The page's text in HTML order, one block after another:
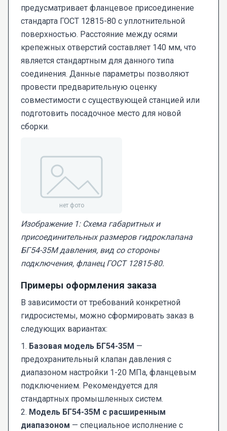
предусматривает фланцевое присоединение
стандарта ГОСТ 12815-80 с уплотнительной
поверхностью. Расстояние между осями
крепежных отверстий составляет 140 мм, что
является стандартным для данного типа
соединения. Данные параметры позволяют
провести предварительную оценку
совместимости с существующей станцией или
подготовить посадочное место для новой
сборки.
Изображение 1: Схема габаритных и
присоединительных размеров гидроклапана
БГ54-35М давления, вид со стороны
подключения, фланец ГОСТ 12815-80.
Примеры оформления заказа
В зависимости от требований конкретной
гидросистемы, можно сформировать заказ в
следующих вариантах:
1. Базовая модель БГ54-35М —
предохранительный клапан давления с
диапазоном настройки 1-20 МПа, фланцевым
подключением. Рекомендуется для
стандартных промышленных систем.
2. Модель БГ54-35М с расширенным
диапазоном — специальное исполнение с